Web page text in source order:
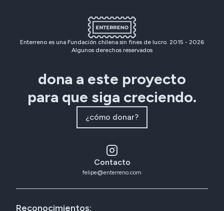
Enterreno es una Fundación chilena sin fines de lucro. 2015 - 2026
Algunos derechos reservados
dona a este proyecto
para que siga creciendo.
¿cómo donar?
Contacto
felipe@enterreno.com
Reconocimientos: